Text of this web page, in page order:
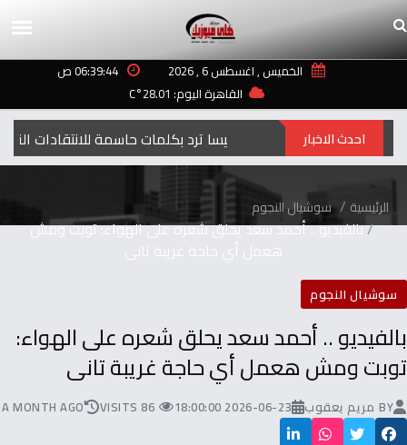
الخميس , اغسطس 6 , 2026
06:39:44 ص
القاهرة اليوم: 28.01°C
احدث الاخبار
الرئيسية سوشيال النجوم
بالفيديو .. أحمد سعد يحلق شعره على الهواء: توبت ومش
هعمل أي حاجة غريبة تانى
سوشيال النجوم
بالفيديو .. أحمد سعد يحلق شعره على الهواء:
توبت ومش هعمل أي حاجة غريبة تانى
BY مريم يعقوب 2026-06-23 18:00:00
86 VISITS
A MONTH AGO